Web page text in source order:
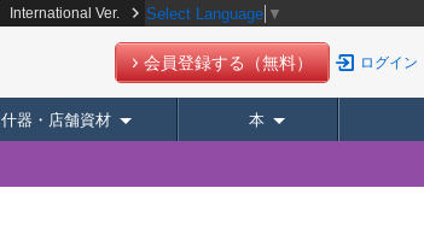
International Ver. Select Language ▼
会員登録する（無料） ログイン
什器・店舗資材 本